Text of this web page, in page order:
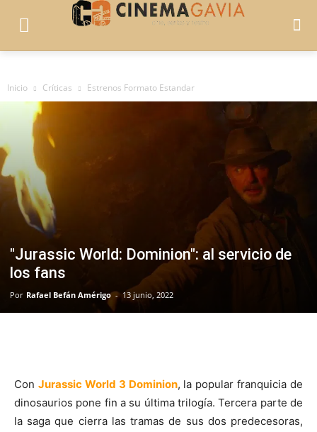
Inicio Críticas Estrenos Formato Estandar
"Jurassic World: Dominion": al servicio de
los fans
Por Rafael Befán Amérigo - 13 junio, 2022
Con Jurassic World 3 Dominion, la popular franquicia de
dinosaurios pone fin a su última trilogía. Tercera parte de
la saga que cierra las tramas de sus dos predecesoras,